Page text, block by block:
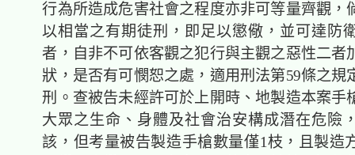
行為所造成危害社會之程度亦非可等量齊觀，
以相當之有期徒刑，即足以懲儆，並可達防
者，自非不可依客觀之犯行與主觀之惡性二者
狀，是否有可憫恕之處，適用刑法第59條之規
刑。查被告未經許可於上開時、地製造本案手
大眾之生命、身體及社會治安構成潛在危險
該，但考量被告製造手槍數量僅1枝，且製造